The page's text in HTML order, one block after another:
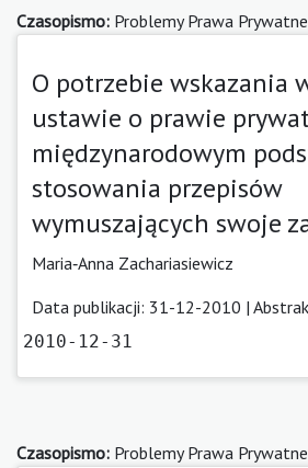
Czasopismo: Problemy Prawa
O potrzebie wskazania
ustawie o prawie
międzynarodowym
stosowania przepisów
wymuszających swoje
Maria‑Anna Zachariasiewicz
Data publikacji: 31-12-2010 |
2010-12-31
Czasopismo: Problemy Prawa